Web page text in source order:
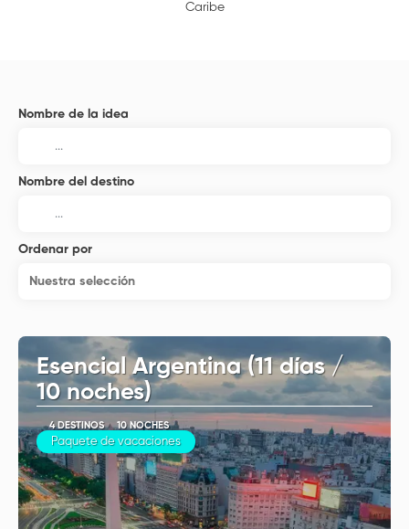
Caribe
Nombre de la idea
Nombre del destino
Ordenar por
Nuestra selección
Esencial Argentina (11 días /
10 noches)
4 DESTINOS 10 NOCHES
Paquete de vacaciones